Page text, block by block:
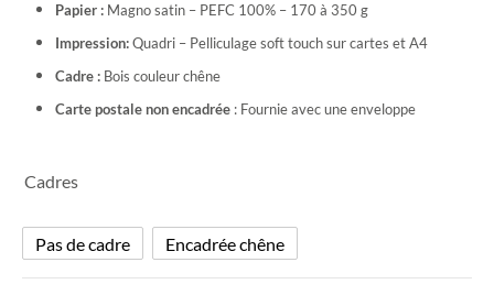
Papier : Magno satin – PEFC 100% – 170 à 350 g
Impression:Quadri – Pelliculage soft touch sur cartes et A4
Cadre : Bois couleur chêne
Carte postale non encadrée : Fournie avec une enveloppe
Cadres
Pas de cadre Encadrée chêne